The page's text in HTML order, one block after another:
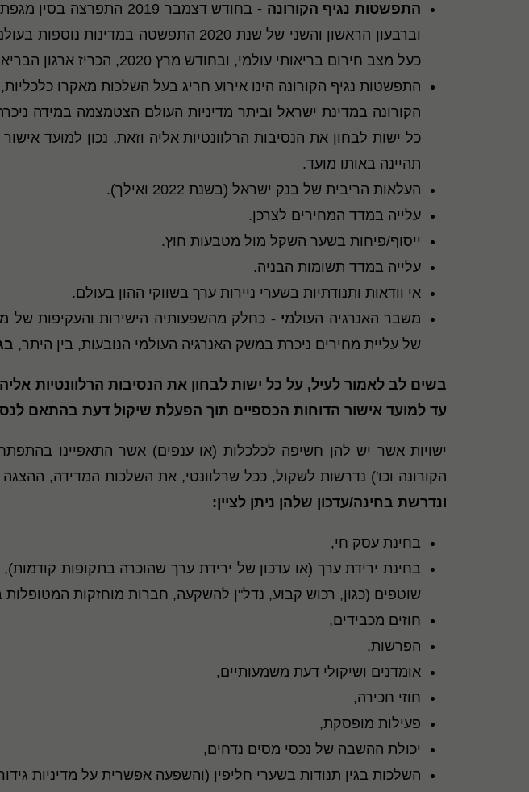
התפשטות נגיף הקורונה - בחודש דצמבר 2019 התפרצה בסין מגפת נגיף הקורונה (
כעל מצב חירום בריאותי עולמי, ובחודש מרץ 2020, הכריז ארגון הבריאות העולמי על הקורונה כפנדמיה (מגפה עולמית).
התפשטות נגיף הקורונה הינו אירוע חריג בעל השלכות מאקרו
הקורונה במדינת ישראל וביתר מדיניות העולם הצטמצמה במידה
כל ישות לבחון את הנסיבות הרלוונטיות אליה וזאת, נכון למועד
תהיינה באותו מועד.
העלאות הריבית של בנק ישראל (בשנת 2022 ואילך).
עלייה במדד המחירים לצרכן.
ייסוף/פיחות בשער השקל מול מטבעות חוץ.
עלייה במדד תשומות הבניה.
אי וודאות ותנודתיות בשערי ניירות ערך בשווקי ההון בעולם.
משבר האנרגיה העולמי -
של עליית מחירים ניכרת במשק האנרגיה העולמי הנובעות, בין היתר,
בשים לב לאמור לעיל, על כל ישות לבחון את הנסיבות הרלוונטיות
עד למועד אישור הדוחות הכספיים תוך הפעלת שיקול דעת בהתאם
ישויות אשר יש להן חשיפה לכלכלות (או ענפים) אשר התאפיינו
הקורונה וכו') נדרשות לשקול, ככל שרלוונטי, את השלכות המדידה, ההצגה
ונדרשת בחינה/עדכון שלהן ניתן לציין:
בחינת עסק חי,
בחינת ירידת ערך (או עדכון של ירידת ערך שהוכרה בתקופות
שוטפים (כגון, רכוש קבוע, נדל"ן להשקעה, חברות מוחזקות
חוזים מכבידים,
הפרשות,
אומדנים ושיקולי דעת משמעותיים,
חוזי חכירה,
פעילות מופסקת,
יכולת ההשבה של נכסי מסים נדחים,
השלכות בגין תנודות בשערי חליפין (והשפעה אפשרית על מדיניות